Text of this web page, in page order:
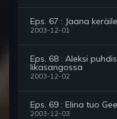
Eps. 67 : Jaana
2003-12-01
Eps. 68 : Aleksi
likasangossa
2003-12-02
Eps. 69 : Elina tuo
2003-12-03